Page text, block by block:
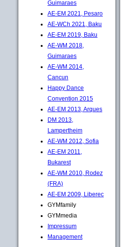
Guimaraes
AE-EM 2021, Pesaro
AE-WCh 2021, Baku
AE-EM 2019, Baku
AE-WM 2018,
Guimaraes
AE-WM 2014,
Cancun
Happy Dance
Convention 2015
AE-EM 2013, Arques
DM 2013,
Lampertheim
AE-WM 2012, Sofia
AE-EM 2011,
Bukarest
AE-WM 2010, Rodez
(FRA)
AE-EM 2009, Liberec
GYMfamily
GYMmedia
Impressum
Management